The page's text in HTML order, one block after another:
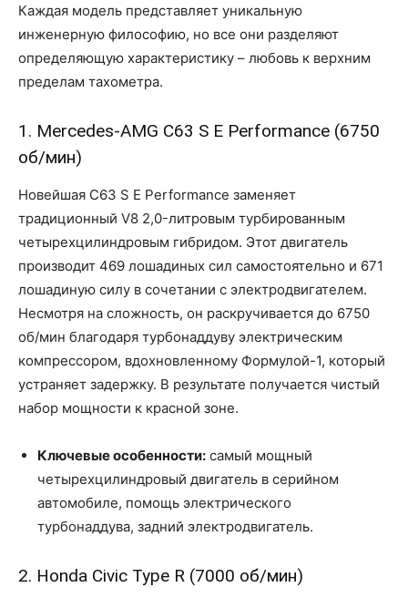
Каждая модель представляет уникальную
инженерную философию, но все они разделяют
определяющую характеристику – любовь к верхним
пределам тахометра.
1. Mercedes-AMG C63 S E Performance (6750
об/мин)
Новейшая C63 S E Performance заменяет
традиционный V8 2,0-литровым турбированным
четырехцилиндровым гибридом. Этот двигатель
производит 469 лошадиных сил самостоятельно и 671
лошадиную силу в сочетании с электродвигателем.
Несмотря на сложность, он раскручивается до 6750
об/мин благодаря турбонаддуву электрическим
компрессором, вдохновленному Формулой-1, который
устраняет задержку. В результате получается чистый
набор мощности к красной зоне.
Ключевые особенности: самый мощный
четырехцилиндровый двигатель в серийном
автомобиле, помощь электрического
турбонаддува, задний электродвигатель.
2. Honda Civic Type R (7000 об/мин)